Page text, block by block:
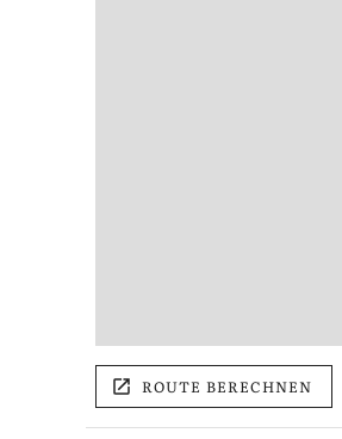
ROUTE BERECHNEN